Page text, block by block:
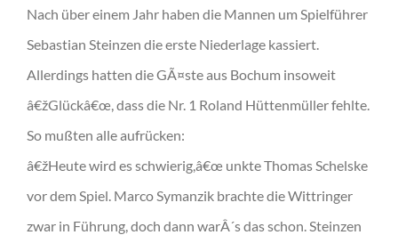
Nach über einem Jahr haben die Mannen um Spielführer
Sebastian Steinzen die erste Niederlage kassiert.
Allerdings hatten die GÃ¤ste aus Bochum insoweit
â€žGlückâ€œ, dass die Nr. 1 Roland Hüttenmüller fehlte.
So mußten alle aufrücken:
â€žHeute wird es schwierig,â€œ unkte Thomas Schelske
vor dem Spiel. Marco Symanzik brachte die Wittringer
zwar in Führung, doch dann warÂ´s das schon. Steinzen